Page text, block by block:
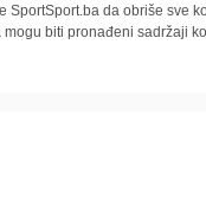
da obriše sve
biti pronađeni sadržaji